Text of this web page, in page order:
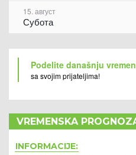
15. август
Субота
Podelite današnju
sa svojim prijateljima!
VREMENSKA
INFORMACIJE: